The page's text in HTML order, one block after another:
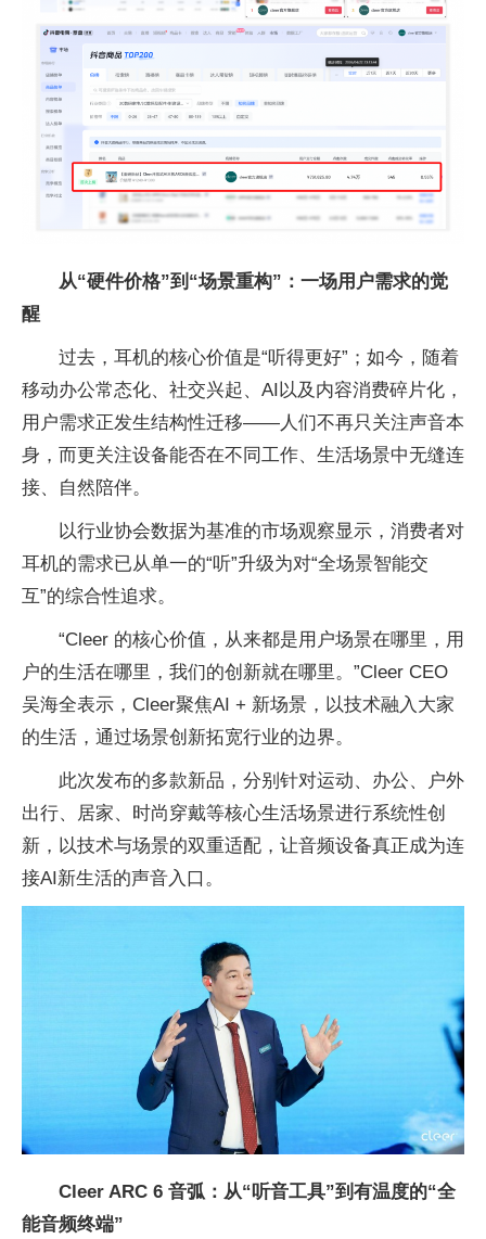
从“硬件价格”到“场景重构”：一场用户需求的觉
醒
过去，耳机的核心价值是“听得更好”；如今，随着
移动办公常态化、社交兴起、AI以及内容消费碎片化，
用户需求正发生结构性迁移——人们不再只关注声音本
身，而更关注设备能否在不同工作、生活场景中无缝连
接、自然陪伴。
以行业协会数据为基准的市场观察显示，消费者对
耳机的需求已从单一的“听”升级为对“全场景智能交
互”的综合性追求。
“Cleer 的核心价值，从来都是用户场景在哪里，用
户的生活在哪里，我们的创新就在哪里。”Cleer CEO
吴海全表示，Cleer聚焦AI + 新场景，以技术融入大家
的生活，通过场景创新拓宽行业的边界。
此次发布的多款新品，分别针对运动、办公、户外
出行、居家、时尚穿戴等核心生活场景进行系统性创
新，以技术与场景的双重适配，让音频设备真正成为连
接AI新生活的声音入口。
Cleer ARC 6 音弧：从“听音工具”到 有温度的“全
能音频终端”